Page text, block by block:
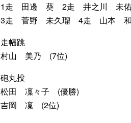
1走 田邊 葵 2走 井之川 未
3走 菅野 未久瑠 4走 山本
走幅跳
村山 美乃 (7位)
砲丸投
松田 凜々子 (優勝)
吉岡 凜 (2位)